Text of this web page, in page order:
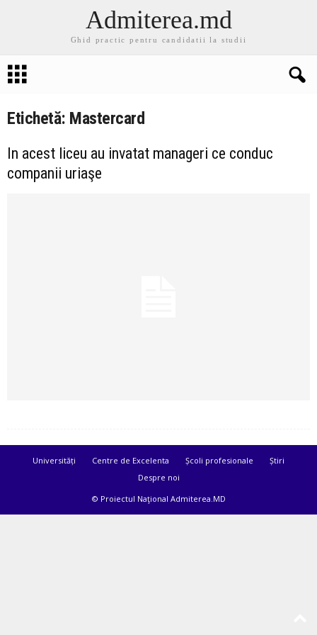
Admiterea.md
Ghid practic pentru candidatii la studii
Etichetă: Mastercard
In acest liceu au invatat manageri ce conduc
companii uriaşe
Universități Centre de Excelenta Școli profesionale
Știri
Despre noi
© Proiectul Naţional Admiterea.MD